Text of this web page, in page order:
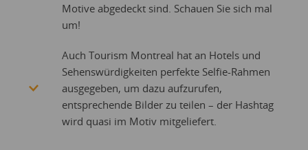
Motive abgedeckt sind. Schauen Sie sich mal
um!
Auch Tourism Montreal hat an Hotels und
Sehenswürdigkeiten perfekte Selfie-Rahmen
ausgegeben, um dazu aufzurufen,
entsprechende Bilder zu teilen – der Hashtag
wird quasi im Motiv mitgeliefert.